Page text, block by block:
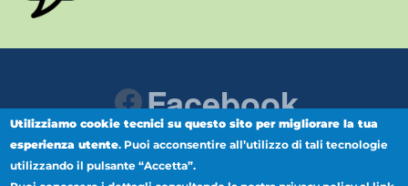
Facebook
Instagram
Youtube
Utilizziamo cookie tecnici su questo sito per migliorare la tua
esperienza utente. Puoi acconsentire all’utilizzo di tali tecnologie
utilizzando il pulsante “Accetta”.